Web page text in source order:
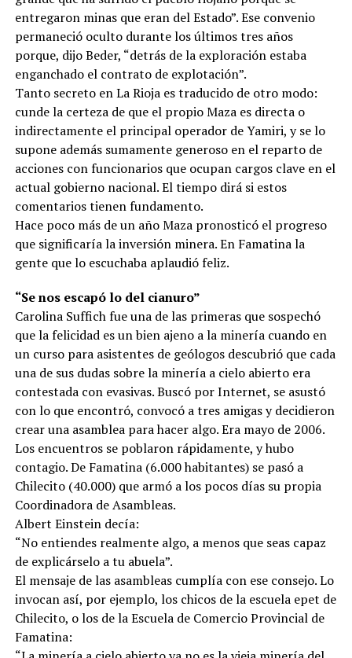
entregaron minas que eran del Estado”. Ese convenio
permaneció oculto durante los últimos tres años
porque, dijo Beder, “detrás de la exploración estaba
enganchado el contrato de explotación”.
Tanto secreto en La Rioja es traducido de otro modo:
cunde la certeza de que el propio Maza es directa o
indirectamente el principal operador de Yamiri, y se lo
supone además sumamente generoso en el reparto de
acciones con funcionarios que ocupan cargos clave en el
actual gobierno nacional. El tiempo dirá si estos
comentarios tienen fundamento.
Hace poco más de un año Maza pronosticó el progreso
que significaría la inversión minera. En Famatina la
gente que lo escuchaba aplaudió feliz.
“Se nos escapó lo del cianuro”
Carolina Suffich fue una de las primeras que sospechó
que la felicidad es un bien ajeno a la minería cuando en
un curso para asistentes de geólogos descubrió que cada
una de sus dudas sobre la minería a cielo abierto era
contestada con evasivas. Buscó por Internet, se asustó
con lo que encontró, convocó a tres amigas y decidieron
crear una asamblea para hacer algo. Era mayo de 2006.
Los encuentros se poblaron rápidamente, y hubo
contagio. De Famatina (6.000 habitantes) se pasó a
Chilecito (40.000) que armó a los pocos días su propia
Coordinadora de Asambleas.
Albert Einstein decía:
“No entiendes realmente algo, a menos que seas capaz
de explicárselo a tu abuela”.
El mensaje de las asambleas cumplía con ese consejo. Lo
invocan así, por ejemplo, los chicos de la escuela epet de
Chilecito, o los de la Escuela de Comercio Provincial de
Famatina: